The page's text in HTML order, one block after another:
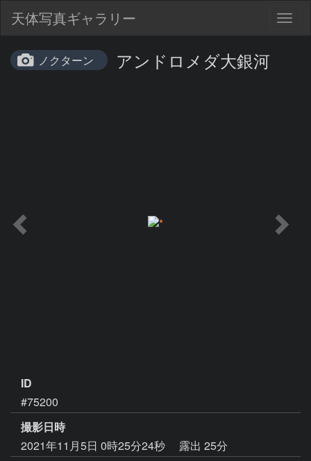
天体写真ギャラリー
ノクターン アンドロメダ大銀河
ID
#75200
撮影日時
2021年11月5日 0時25分24秒
露出 25分